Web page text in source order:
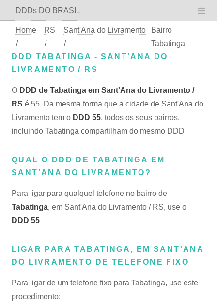
DDDs DO BRASIL
Home
/
RS
/
Sant'Ana do Livramento
/
Bairro
Tabatinga
DDD TABATINGA - SANT'ANA DO
LIVRAMENTO / RS
O DDD de Tabatinga em Sant'Ana do Livramento /
RS é 55. Da mesma forma que a cidade de Sant'Ana do
Livramento tem o DDD 55, todos os seus bairros,
incluindo Tabatinga compartilham do mesmo DDD
QUAL O DDD DE TABATINGA EM
SANT'ANA DO LIVRAMENTO?
Para ligar para qualquel telefone no bairro de
Tabatinga, em Sant'Ana do Livramento / RS, use o
DDD 55
LIGAR PARA TABATINGA, EM SANT'ANA
DO LIVRAMENTO DE TELEFONE FIXO
Para ligar de um telefone fixo para Tabatinga, use este
procedimento: